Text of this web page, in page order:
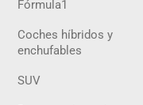
Fórmula1
Coches híbridos y
enchufables
SUV